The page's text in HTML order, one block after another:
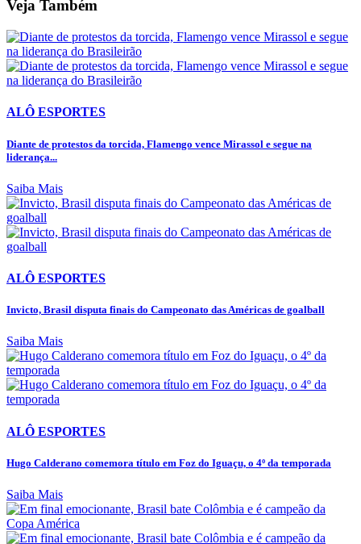
Veja Também
ALÔ ESPORTES
Diante de protestos da torcida, Flamengo vence Mirassol e segue na
liderança...
Saiba Mais
ALÔ ESPORTES
Invicto, Brasil disputa finais do Campeonato das Américas de goalball
Saiba Mais
ALÔ ESPORTES
Hugo Calderano comemora título em Foz do Iguaçu, o 4º da temporada
Saiba Mais